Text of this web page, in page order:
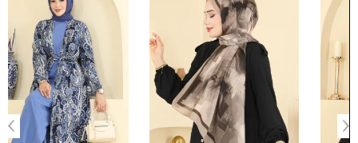
106
L
110
XL
112
XXL
116
ETEK BEDEN ÖLÇÜLERİ